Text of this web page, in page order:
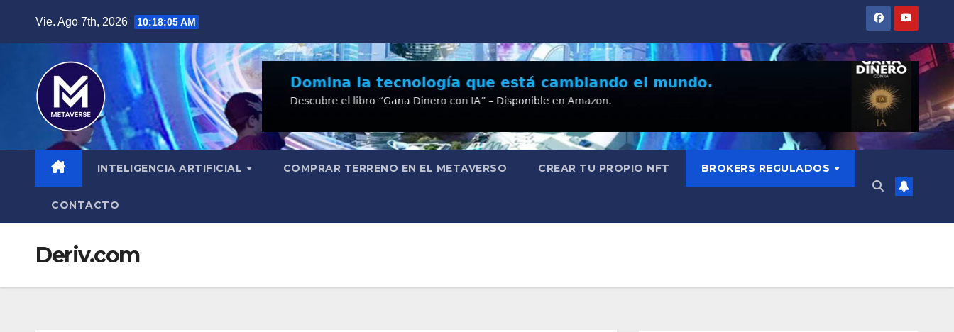
Vie. Ago 7th, 2026 10:18:06 AM
INTELIGENCIA ARTIFICIAL COMPRAR TERRENO EN EL METAVERSO CREAR TU PROPIO NFT BROKERS REGULADOS
CONTACTO
Deriv.com